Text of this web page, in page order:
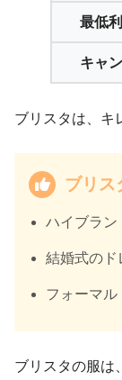
最低
キャ
ブリスタは、キ
ブリス
ハイブラン
結婚式のド
フォーマ
ブリスタの服は